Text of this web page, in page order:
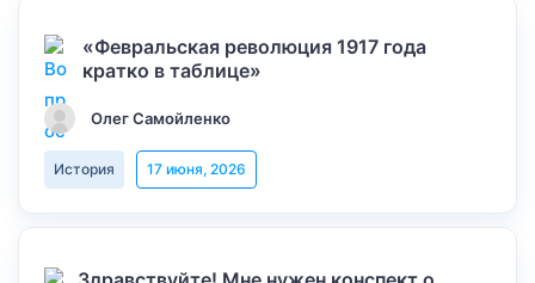
«Февральская революция 1917 года
кратко в таблице»
Олег Самойленко
История 17 июня, 2026